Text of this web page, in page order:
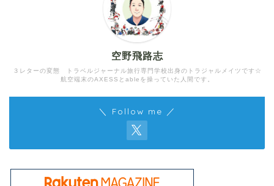
３レターの変態 トラベルジャーナル旅行専門学校出身のトラジャルメイツです☆
航空端末のAXESSとableを操っていた人間です。
空野飛路志
＼ Follow me ／